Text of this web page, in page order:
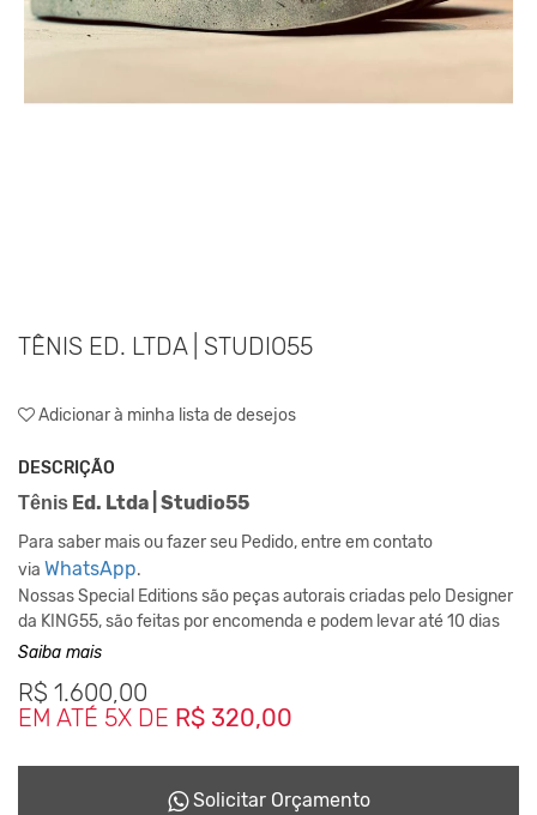
TÊNIS ED. LTDA | STUDIO55
Adicionar à minha lista de desejos
DESCRIÇÃO
Tênis Ed. Ltda | Studio55
Para saber mais ou fazer seu Pedido, entre em contato
via WhatsApp.
Nossas Special Editions são peças autorais criadas pelo Designer
da KING55, são feitas por encomenda e podem levar até 10 dias
para ficarem prontas dependendo da disponiblidade do nosso
Este Conceito da Marca nasceu desde o inicio em 2001,
reciclando tudo que podia para não haver sobras que seriam
Saiba mais
R$ 1.600,00
EM ATÉ 5X DE R$ 320,00
Solicitar Orçamento